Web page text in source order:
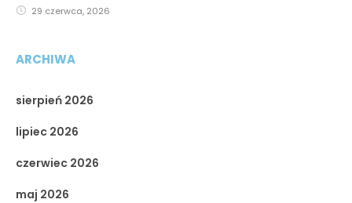
29 czerwca, 2026
ARCHIWA
sierpień 2026
lipiec 2026
czerwiec 2026
maj 2026